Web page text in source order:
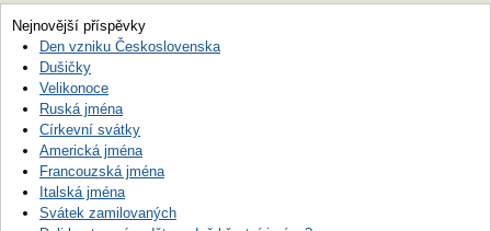
Nejnovější příspěvky
Den vzniku Československa
Dušičky
Velikonoce
Ruská jména
Církevní svátky
Americká jména
Francouzská jména
Italská jména
Svátek zamilovaných